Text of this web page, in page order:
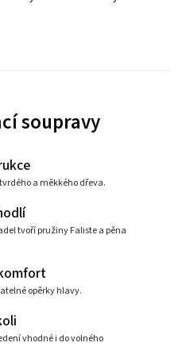
soupravy
a měkkého dřeva.
tvoří pružiny Faliste a pěna
opěrky hlavy.
vhodné i do volného